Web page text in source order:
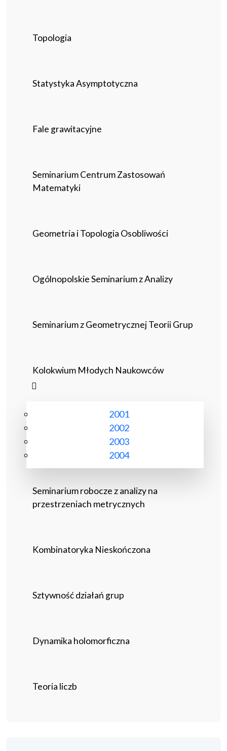
Topologia
Statystyka Asymptotyczna
Fale grawitacyjne
Seminarium Centrum Zastosowań
Matematyki
Geometria i Topologia Osobliwości
Ogólnopolskie Seminarium z Analizy
Seminarium z Geometrycznej Teorii Grup
Kolokwium Młodych Naukowców
2001
2002
2003
2004
Seminarium robocze z analizy na
przestrzeniach metrycznych
Kombinatoryka Nieskończona
Sztywność działań grup
Dynamika holomorficzna
Teoria liczb